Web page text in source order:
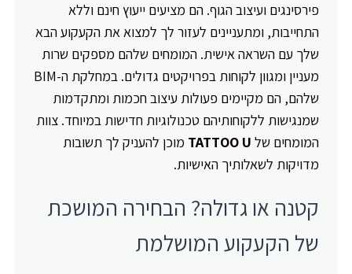
פירסינגים ועיצוב הגוף. הם מציעים ייעוץ חינם וללא
התחייבות, ומתעניינים לעזור לך למצוא את הקעקוע הבא
שלך עם השראה אישית. המומחים שלהם מספקים שרות
מעניין ומגוון לקוחות בפרויקטים גדולים. במחלקת ה-BIM
שלהם, הם מקיימים פעולות עיצוב חכמות ומתקדמות
שמנגישות ללקוחותיהם טכנולוגיות חדישות במיוחד. צוות
המומחים של TATTOO U מוכן להעניק לך תשובות
מדויקות לשאלותיך האישיות.
קטנה או גדולה? הבחירה המושכת
של הקעקוע המושלמת